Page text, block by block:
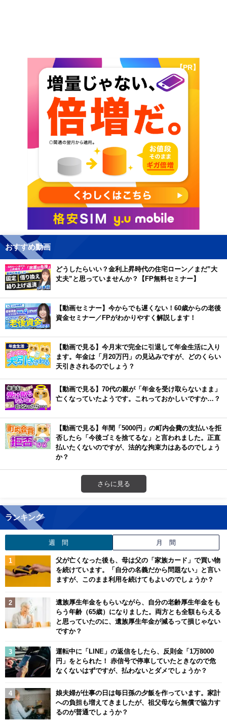
【PR】
おすすめ動画
どうしたらいい？金利上昇時代の住宅ローン／まだ”大
丈夫”と思っていませんか？【FP無料セミナー】
【動画セミナー】今からでも遅くない！60歳からの老後
資金セミナー／FPがわかりやすく解説します！
【動画で見る】今月末で完全に引退して年金生活に入り
ます。年金は「月20万円」の見込みですが、どのくらい
天引きされるのでしょう？
【動画で見る】70代の親が「年金を受け取らないまま」
亡くなっていたようです。これっておかしいですか…？
【動画で見る】年間「5000円」の町内会費の支払いを拒
否したら「今後ゴミを捨てるな」と言われました。正直
払いたくないのですが、法的な拘束力はあるのでしょう
か？
さらに見る
ランキング
週 間 月 間
父が亡くなった後も、母は父の「家族カード」で買い物
を続けています。「自分の名義だから問題ない」と言い
ますが、このまま利用を続けてもよいのでしょうか？
遺族厚生年金をもらいながら、自分の老齢厚生年金をも
らう年齢（65歳）になりました。両方とも全額もらえる
と思っていたのに、遺族厚生年金が減るって損じゃない
ですか？
運転中に「LINE」の返信をしたら、反則金「1万8000
円」をとられた！ 赤信号で停車していたときなので危
なくないはずですが、払わないとダメでしょうか？
娘夫婦が仕事の日は毎日孫の夕飯を作っています。家計
への負担も増えてきましたが、祖父母なら無償で協力す
るのが普通でしょうか？